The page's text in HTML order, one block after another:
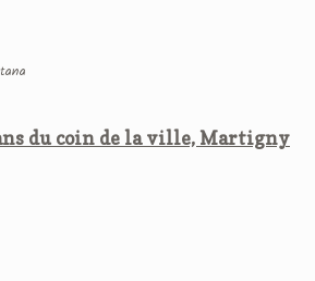
du coin de la ville, Martigny